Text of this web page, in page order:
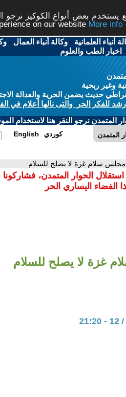
يستخدم بعض أنواع الكوكيز
on our website
أنباء العلمانية -وكالة أنباء العمال -
- اخبار الطب والعلوم
وغير ربحية
حديث يضمن الحرية والعدالة
للفكر الحر والتى نالها أعلام في
المتمدن نرجو النقر هنا لاستخدام
المتمدن English كوردي
سلام غزة لا يصلح للسلام
استقلال الحوار المتمدن،
الفضاء اليساري الحر
غزة لا يصلح للسلام